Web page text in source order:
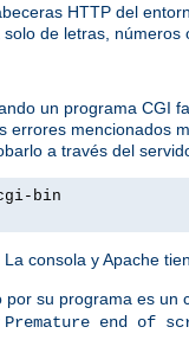
HTTP del
de letras,
un programa CGI
errores mencionados
a través del
bin
. La consola y Apache
su programa es un
Premature end of